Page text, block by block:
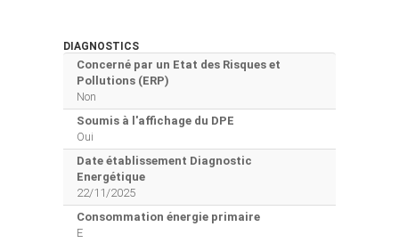
DIAGNOSTICS
Concerné par un Etat des Risques et
Pollutions (ERP)
Non
Soumis à l'affichage du DPE
Oui
Date établissement Diagnostic
Energétique
22/11/2025
Consommation énergie primaire
E